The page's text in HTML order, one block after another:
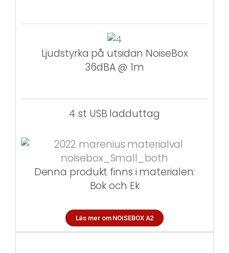
Ljudstyrka på utsidan NoiseBox
36dBA @ 1m
4 st USB ladduttag
Denna produkt finns i materialen:
Bok och Ek
Läs mer om NOISEBOX A2